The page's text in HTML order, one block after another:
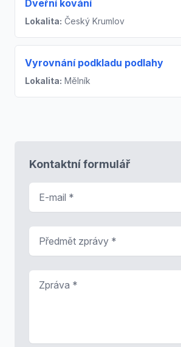
Dveřní kování
Lokalita: Český Krumlov
Vyrovnání podkladu podlahy
Lokalita: Mělník
Kontaktní formulář